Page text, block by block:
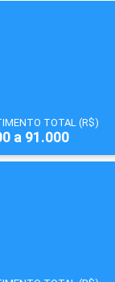
TOTAL (R$)
a 91.000